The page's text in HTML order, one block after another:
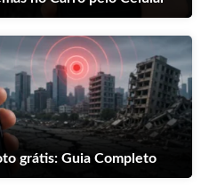
grátis: Guia Completo